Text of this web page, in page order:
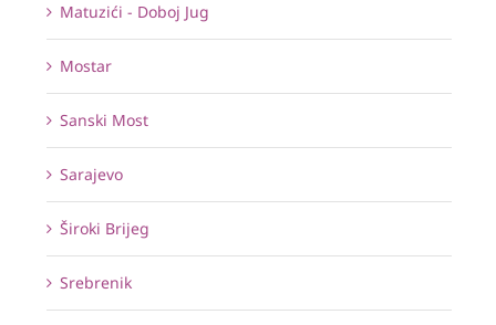
Matuzići - Doboj Jug
Mostar
Sanski Most
Sarajevo
Široki Brijeg
Srebrenik